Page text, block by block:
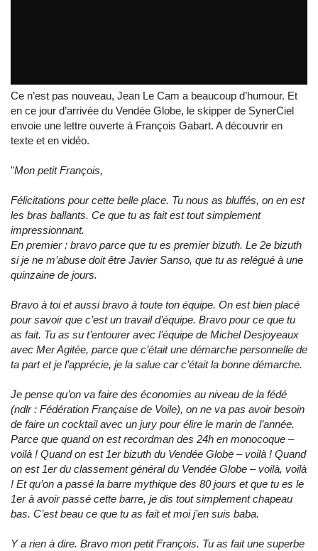
Ce n’est pas nouveau, Jean Le Cam a beaucoup d’humour. Et
en ce jour d’arrivée du Vendée Globe, le skipper de SynerCiel
envoie une lettre ouverte à François Gabart. A découvrir en
texte et en vidéo.
"Mon petit François,
Félicitations pour cette belle place. Tu nous as bluffés, on en est
les bras ballants. Ce que tu as fait est tout simplement
impressionnant.
En premier : bravo parce que tu es premier bizuth. Le 2e bizuth
si je ne m’abuse doit être Javier Sanso, que tu as relégué à une
quinzaine de jours.
Bravo à toi et aussi bravo à toute ton équipe. On est bien placé
pour savoir que c’est un travail d’équipe. Bravo pour ce que tu
as fait. Tu as su t’entourer avec l’équipe de Michel Desjoyeaux
avec Mer Agitée, parce que c’était une démarche personnelle de
ta part et je l’apprécie, je la salue car c’était la bonne démarche.
Je pense qu’on va faire des économies au niveau de la fédé
(ndlr : Fédération Française de Voile), on ne va pas avoir besoin
de faire un cocktail avec un jury pour élire le marin de l’année.
Parce que quand on est recordman des 24h en monocoque –
voilà ! Quand on est 1er bizuth du Vendée Globe – voilà ! Quand
on est 1er du classement général du Vendée Globe – voilà, voilà
! Et qu’on a passé la barre mythique des 80 jours et que tu es le
1er à avoir passé cette barre, je dis tout simplement chapeau
bas. C’est beau ce que tu as fait et moi j’en suis baba.
Y a rien à dire. Bravo mon petit François. Tu as fait une superbe